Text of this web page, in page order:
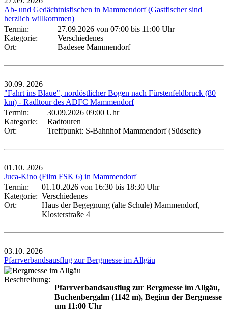
Ab- und Gedächtnisfischen in Mammendorf (Gastfischer sind
herzlich willkommen)
Termin:
27.09.2026 von 07:00 bis 11:00 Uhr
Kategorie:
Verschiedenes
Ort:
Badesee Mammendorf
30.09. 2026
"Fahrt ins Blaue", nordöstlicher Bogen nach Fürstenfeldbruck (80
km) - Radltour des ADFC Mammendorf
Termin:
30.09.2026 09:00 Uhr
Kategorie:
Radtouren
Ort:
Treffpunkt: S-Bahnhof Mammendorf (Südseite)
01.10. 2026
Juca-Kino (Film FSK 6) in Mammendorf
Termin:
01.10.2026 von 16:30 bis 18:30 Uhr
Kategorie: Verschiedenes
Ort:
Haus der Begegnung (alte Schule) Mammendorf,
Klosterstraße 4
03.10. 2026
Pfarrverbandsausflug zur Bergmesse im Allgäu
Beschreibung:
Pfarrverbandsausflug zur Bergmesse im Allgäu,
Buchenbergalm (1142 m), Beginn der Bergmesse
um 11:00 Uhr